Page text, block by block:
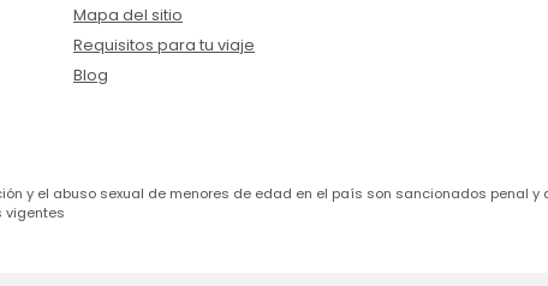
Mapa del sitio
Requisitos para tu viaje
Blog
y el abuso sexual de menores de edad en el país son sancionados penal
vigentes